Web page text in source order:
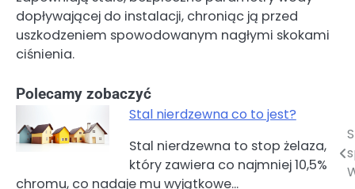
dopływającej do instalacji, chroniąc ją przed
uszkodzeniem spowodowanym nagłymi skokami
ciśnienia.
Polecamy zobaczyć
Stal nierdzewna co to jest?
Stal nierdzewna to stop żelaza,
który zawiera co najmniej 10,5%
chromu, co nadaje mu wyjątkowe…
Nawigacja